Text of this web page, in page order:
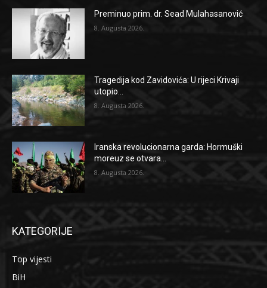
Preminuo prim. dr. Sead Mulahasanović
8. Augusta 2026.
Tragedija kod Zavidovića: U rijeci Krivaji
utopio...
8. Augusta 2026.
Iranska revolucionarna garda: Hormuški
moreuz se otvara...
8. Augusta 2026.
KATEGORIJE
Top vijesti
BiH